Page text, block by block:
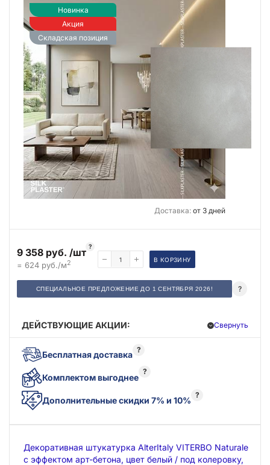
Новинка
Акция
Складская позиция
Доставка:от 3 дней
9 358 руб. /шт ?
= 624 руб./м2 В КОРЗИНУ
СПЕЦИАЛЬНОЕ ПРЕДЛОЖЕНИЕ ДО 1 СЕНТЯБРЯ 2026! ?
ДЕЙСТВУЮЩИЕ АКЦИИ: Свернуть
Бесплатная доставка ?
Комплектом выгоднее
?
Дополнительные скидки 7% и 10%
?
Декоративная штукатурка AlterItaly VITERBO Naturale
с эффектом арт-бетона, цвет белый / под колеровку,